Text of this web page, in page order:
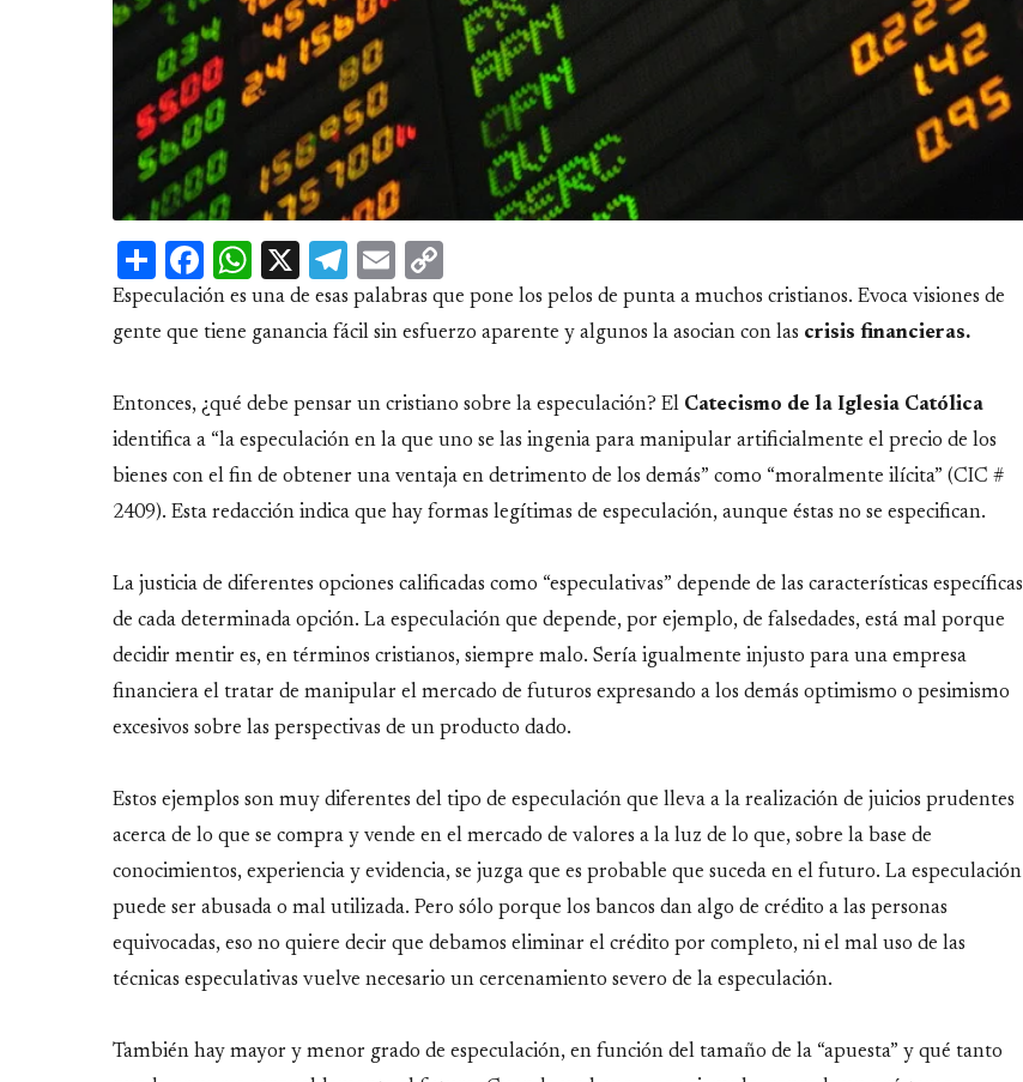
ShareFacebook
WhatsApp
X Telegram
Email
Link
Especulación es una de esas palabras que pone los pelos de punta a muchos cristianos. Evoca visiones de
gente que tiene ganancia fácil sin esfuerzo aparente y algunos la asocian con las crisis financieras.
Entonces, ¿qué debe pensar un cristiano sobre la especulación? El Catecismo de la Iglesia Católica
identifica a “la especulación en la que uno se las ingenia para manipular artificialmente el precio de los
bienes con el fin de obtener una ventaja en detrimento de los demás” como “moralmente ilícita” (CIC #
2409). Esta redacción indica que hay formas legítimas de especulación, aunque éstas no se especifican.
La justicia de diferentes opciones calificadas como “especulativas” depende de las características específicas
de cada determinada opción. La especulación que depende, por ejemplo, de falsedades, está mal porque
decidir mentir es, en términos cristianos, siempre malo. Sería igualmente injusto para una empresa
financiera el tratar de manipular el mercado de futuros expresando a los demás optimismo o pesimismo
excesivos sobre las perspectivas de un producto dado.
Estos ejemplos son muy diferentes del tipo de especulación que lleva a la realización de juicios prudentes
acerca de lo que se compra y vende en el mercado de valores a la luz de lo que, sobre la base de
conocimientos, experiencia y evidencia, se juzga que es probable que suceda en el futuro. La especulación
puede ser abusada o mal utilizada. Pero sólo porque los bancos dan algo de crédito a las personas
equivocadas, eso no quiere decir que debamos eliminar el crédito por completo, ni el mal uso de las
técnicas especulativas vuelve necesario un cercenamiento severo de la especulación.
También hay mayor y menor grado de especulación, en función del tamaño de la “apuesta” y qué tanto